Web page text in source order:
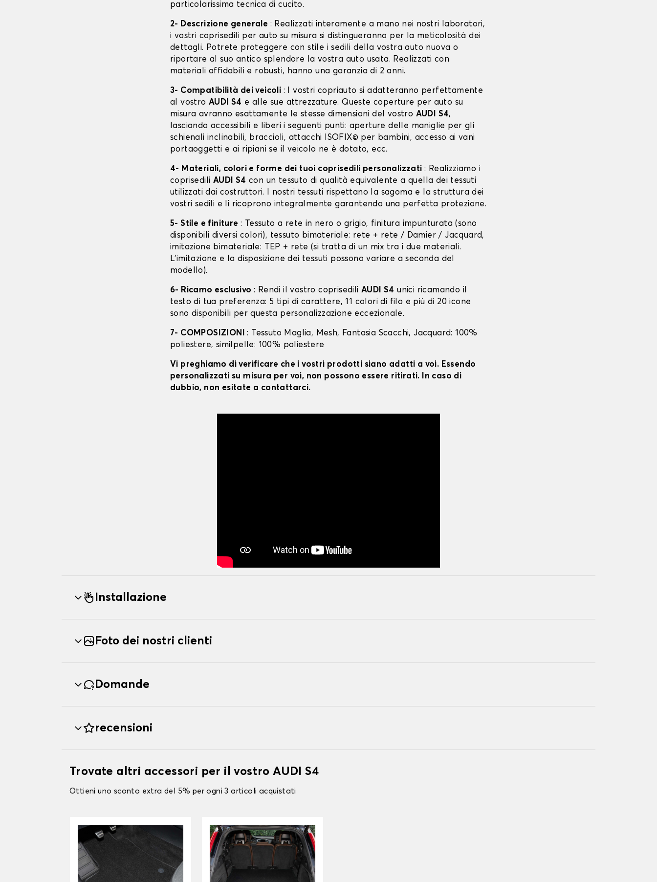
particolarissima tecnica di cucito.
2- Descrizione generale : Realizzati interamente a mano nei nostri laboratori,
i vostri coprisedili per auto su misura si distingueranno per la meticolosità dei
dettagli. Potrete proteggere con stile i sedili della vostra auto nuova o
riportare al suo antico splendore la vostra auto usata. Realizzati con
materiali affidabili e robusti, hanno una garanzia di 2 anni.
3- Compatibilità dei veicoli : I vostri copriauto si adatteranno perfettamente
al vostroAUDI S4 e alle sue attrezzature. Queste coperture per auto su
misura avranno esattamente le stesse dimensioni del vostro AUDI S4,
lasciando accessibili e liberi i seguenti punti: aperture delle maniglie per gli
schienali inclinabili, braccioli, attacchi ISOFIX© per bambini, accesso ai vani
portaoggetti e ai ripiani se il veicolo ne è dotato, ecc.
4- Materiali, colori e forme dei tuoi coprisedili personalizzati : Realizziamo i
coprisedili AUDI S4 con un tessuto di qualità equivalente a quella dei tessuti
utilizzati dai costruttori. I nostri tessuti rispettano la sagoma e la struttura dei
vostri sedili e li ricoprono integralmente garantendo una perfetta protezione.
5- Stile e finiture : Tessuto a rete in nero o grigio, finitura impunturata (sono
disponibili diversi colori), tessuto bimateriale: rete + rete / Damier / Jacquard,
imitazione bimateriale: TEP + rete (si tratta di un mix tra i due materiali.
L'imitazione e la disposizione dei tessuti possono variare a seconda del
modello).
6- Ricamo esclusivo : Rendi il vostro coprisedili AUDI S4 unici ricamando il
testo di tua preferenza: 5 tipi di carattere, 11 colori di filo e più di 20 icone
sono disponibili per questa personalizzazione eccezionale.
7- COMPOSIZIONI: Tessuto Maglia, Mesh, Fantasia Scacchi, Jacquard: 100%
poliestere, similpelle: 100% poliestere
Vi preghiamo di verificare che i vostri prodotti siano adatti a voi. Essendo
personalizzati su misura per voi, non possono essere ritirati. In caso di
dubbio, non esitate a contattarci.
Installazione
Foto dei nostri clienti
Domande
recensioni
Trovate altri accessori per il vostro AUDI S4
Ottieni uno sconto extra del 5% per ogni 3 articoli acquistati